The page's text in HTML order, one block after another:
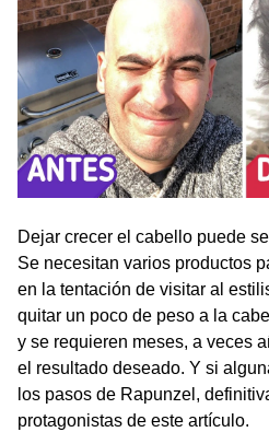
Dejar crecer el cabello puede
Se necesitan varios productos
en la tentación de visitar al
quitar un poco de peso a la
y se requieren meses, a veces
el resultado deseado. Y si
los pasos de Rapunzel,
protagonistas de este artículo.